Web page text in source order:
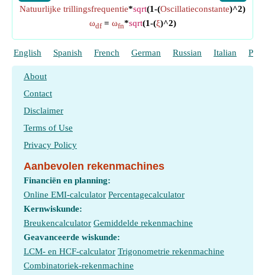
Natuurlijke trillingsfrequentie*sqrt(1-(Oscillatieconstante)^2)
ωdf= ωfn*sqrt(1-(ξ)^2)
English Spanish French German Russian Italian
About
Contact
Disclaimer
Terms of Use
Privacy Policy
Aanbevolen rekenmachines
Financiën en planning:
Online EMI-calculator Percentagecalculator
Kernwiskunde:
Breukencalculator Gemiddelde rekenmachine
Geavanceerde wiskunde:
LCM- en HCF-calculator Trigonometrie rekenmachine
Combinatoriek-rekenmachine